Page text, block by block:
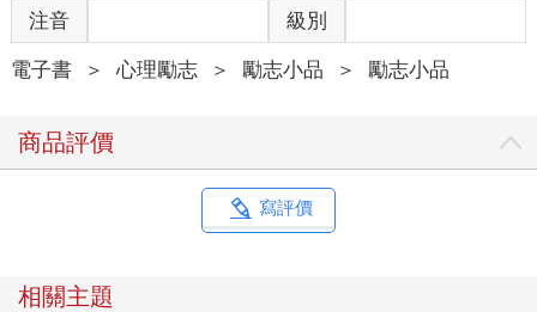
何？」
亞洲最窮的國度之一，尼泊爾，兩千六百年前是佛陀的國，這是
各種寶石佛的塔，如果湖水消失，塔可以露出來，於是文殊菩薩
切出一缺口，讓湖水流走，加德
滿都成為一座盆地。佛陀誕生國，文殊菩薩走過之境，因何如此
貧窮？偏遠的尼泊爾山區，有很多貧困、失親的孤兒。沒有資源
一些。」
注音 級別
電子書 ＞ 心理勵志 ＞ 勵志小品 ＞ 勵志小品
商品評價
寫評價
相關主題